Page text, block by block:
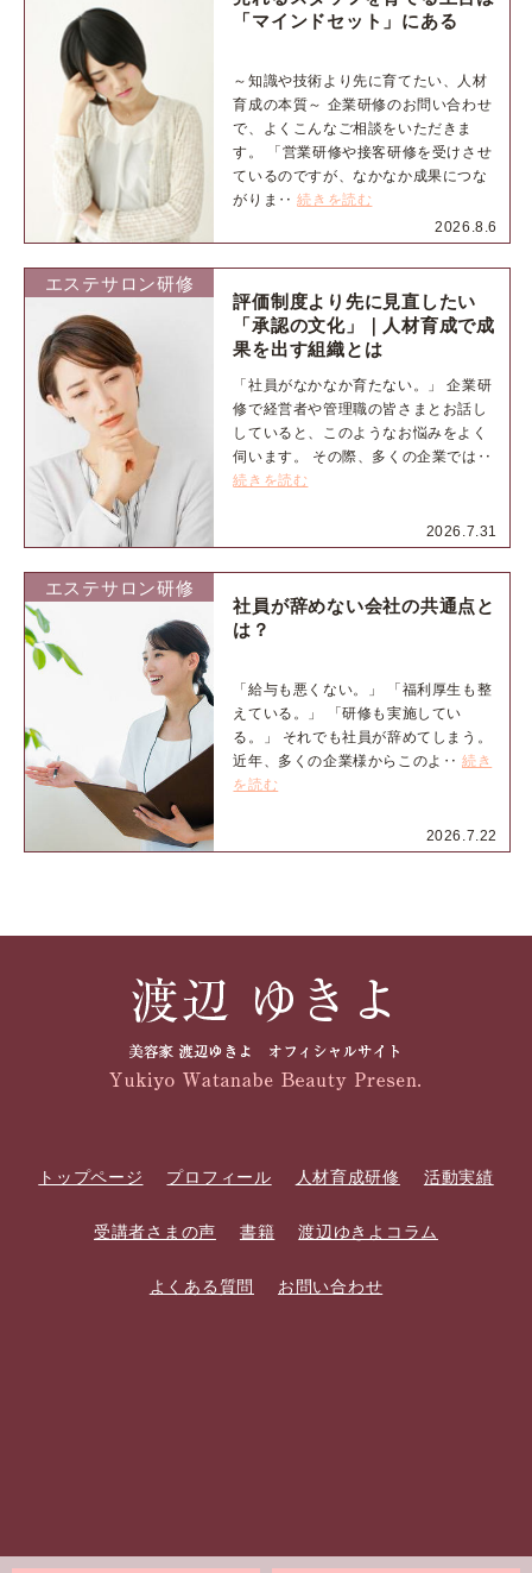
2026.8.6
「マインドセット」にある
～知識や技術より先に育てたい、人材
育成の本質～ 企業研修のお問い合わせ
で、よくこんなご相談をいただきま
す。 「営業研修や接客研修を受けさせ
ているのですが、なかなか成果につな
がりま‥続きを読む
エステサロン研修
2026.7.31
評価制度より先に見直したい
「承認の文化」｜人材育成で成
果を出す組織とは
「社員がなかなか育たない。」 企業研
修で経営者や管理職の皆さまとお話し
していると、このようなお悩みをよく
伺います。 その際、多くの企業では‥
続きを読む
エステサロン研修
2026.7.22
社員が辞めない会社の共通点と
は？
「給与も悪くない。」 「福利厚生も整
えている。」 「研修も実施してい
る。」 それでも社員が辞めてしまう。
近年、多くの企業様からこのよ‥続き
を読む
トップページ プロフィール 人材育成研修 活動実績
受講者さまの声 書籍 渡辺ゆきよコラム
よくある質問 お問い合わせ